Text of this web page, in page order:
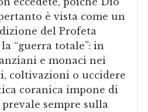
è vista come un
del Profeta
“guerra totale”: in
e monaci nei
coltivazioni o uccidere
coranica impone di
sempre sulla